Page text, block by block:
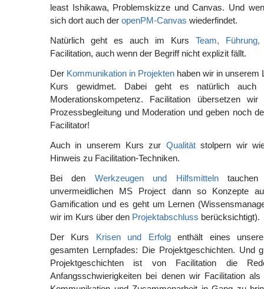
least Ishikawa, Problemskizze und Canvas. Und
sich dort auch der openPM-Canvas wiederfindet.
Natürlich geht es auch im Kurs Team, Führung,
Facilitation, auch wenn der Begriff nicht explizit fällt.
Der Kommunikation in Projekten haben wir in unserem
Kurs gewidmet. Dabei geht es natürlich auch
Moderationskompetenz. Facilitation übersetzen
Prozessbegleitung und Moderation und geben noch
Facilitator!
Auch in unserem Kurs zur Qualitätstolpern wir
Hinweis zu Facilitation-Techniken.
Bei den Werkzeugen und Hilfsmittelntauchen
unvermeidlichen MS Project dann so Konzepte
Gamification und es geht um Lernen
wir im Kurs über den Projektabschluss berücksichtigt).
Der Kurs Krisen und Erfolgenthält eines
gesamten Lernpfades: Die Projektgeschichten. Und
Projektgeschichten ist von Facilitation die
Anfangsschwierigkeiten bei denen wir Facilitation